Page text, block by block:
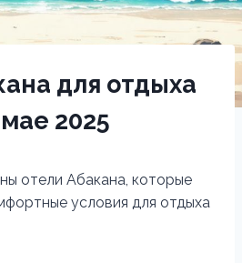
для отдыха
2025
отели Абакана, которые
условия для отдыха